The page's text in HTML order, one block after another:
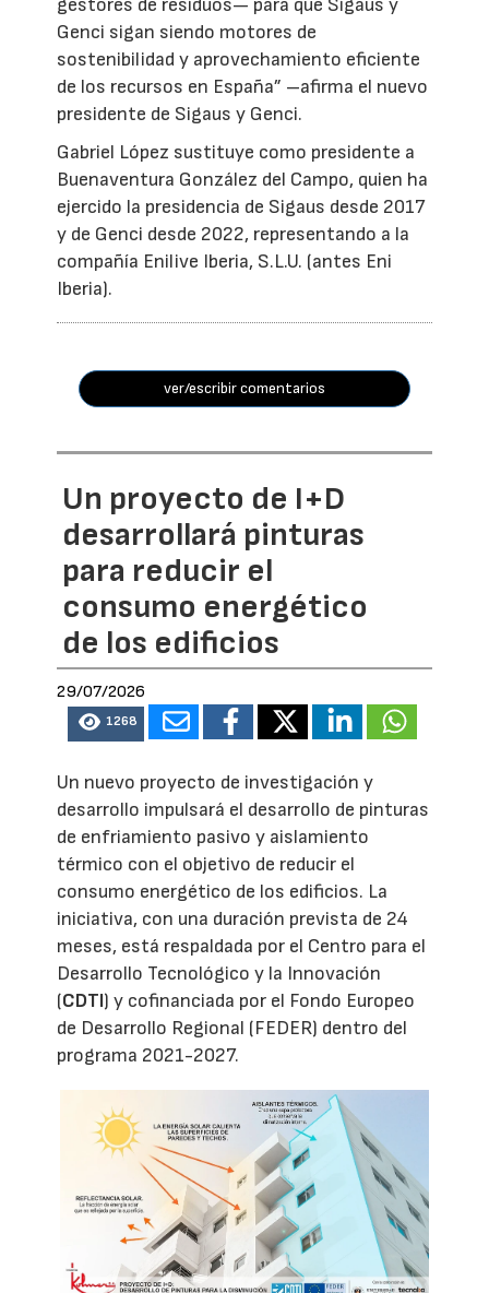
gestores de residuos— para que Sigaus y
Genci sigan siendo motores de
sostenibilidad y aprovechamiento eficiente
de los recursos en España” –afirma el nuevo
presidente de Sigaus y Genci.
Gabriel López sustituye como presidente a
Buenaventura González del Campo, quien ha
ejercido la presidencia de Sigaus desde 2017
y de Genci desde 2022, representando a la
compañía Enilive Iberia, S.L.U. (antes Eni
Iberia).
ver/escribir comentarios
Un proyecto de I+D
desarrollará pinturas
para reducir el
consumo energético
de los edificios
29/07/2026
1268
Un nuevo proyecto de investigación y
desarrollo impulsará el desarrollo de pinturas
de enfriamiento pasivo y aislamiento
térmico con el objetivo de reducir el
consumo energético de los edificios. La
iniciativa, con una duración prevista de 24
meses, está respaldada por el Centro para el
Desarrollo Tecnológico y la Innovación
(CDTI) y cofinanciada por el Fondo Europeo
de Desarrollo Regional (FEDER) dentro del
programa 2021-2027.